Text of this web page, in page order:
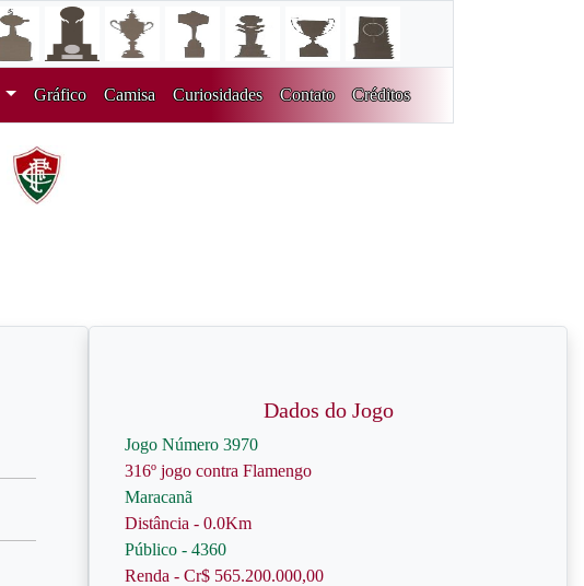
Gráfico Camisa Curiosidades Contato Créditos
Dados do Jogo
Jogo Número 3970
316º jogo contra Flamengo
Maracanã
Distância - 0.0Km
Público - 4360
Renda - Cr$ 565.200.000,00